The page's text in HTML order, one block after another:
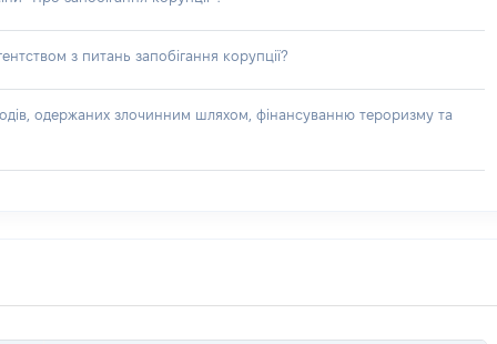
з питань запобігання корупції?
одержаних злочинним шляхом, фінансуванню тероризму та